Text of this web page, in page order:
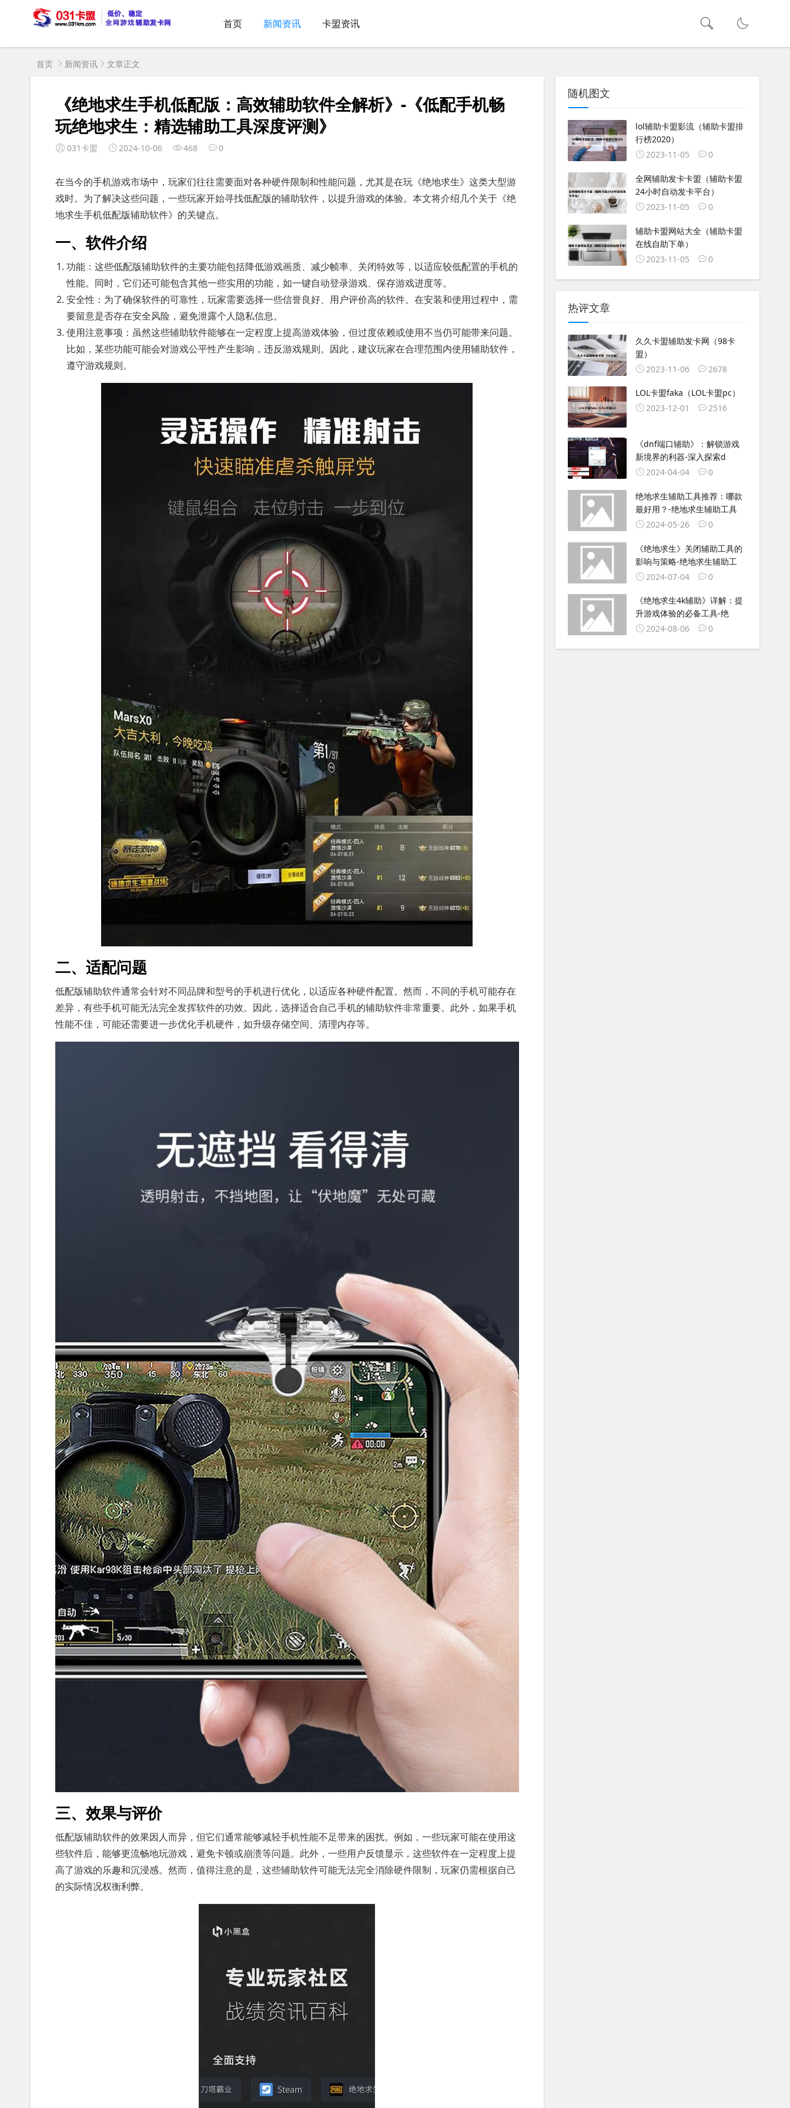
首页 新闻资讯 卡盟资讯
首页 新闻资讯 文章正文
《绝地求生手机低配版：高效辅助软件全解析》-《低配手机畅
玩绝地求生：精选辅助工具深度评测》
031卡盟 2024-10-06 468 0
在当今的手机游戏市场中，玩家们往往需要面对各种硬件限制和性能问题，尤其是在玩《绝地求生》这类大型游
戏时。为了解决这些问题，一些玩家开始寻找低配版的辅助软件，以提升游戏的体验。本文将介绍几个关于《绝
地求生手机低配版辅助软件》的关键点。
一、软件介绍
功能：这些低配版辅助软件的主要功能包括降低游戏画质、减少帧率、关闭特效等，以适应较低配置的手机的
性能。同时，它们还可能包含其他一些实用的功能，如一键自动登录游戏、保存游戏进度等。
安全性：为了确保软件的可靠性，玩家需要选择一些信誉良好、用户评价高的软件。在安装和使用过程中，需
要留意是否存在安全风险，避免泄露个人隐私信息。
使用注意事项：虽然这些辅助软件能够在一定程度上提高游戏体验，但过度依赖或使用不当仍可能带来问题。
比如，某些功能可能会对游戏公平性产生影响，违反游戏规则。因此，建议玩家在合理范围内使用辅助软件，
遵守游戏规则。
二、适配问题
低配版辅助软件通常会针对不同品牌和型号的手机进行优化，以适应各种硬件配置。然而，不同的手机可能存在
差异，有些手机可能无法完全发挥软件的功效。因此，选择适合自己手机的辅助软件非常重要。此外，如果手机
性能不佳，可能还需要进一步优化手机硬件，如升级存储空间、清理内存等。
三、效果与评价
低配版辅助软件的效果因人而异，但它们通常能够减轻手机性能不足带来的困扰。例如，一些玩家可能在使用这
些软件后，能够更流畅地玩游戏，避免卡顿或崩溃等问题。此外，一些用户反馈显示，这些软件在一定程度上提
高了游戏的乐趣和沉浸感。然而，值得注意的是，这些辅助软件可能无法完全消除硬件限制，玩家仍需根据自己
的实际情况权衡利弊。
随机图文
lol辅助卡盟影流（辅助卡盟排
行榜2020）
2023-11-05
0
全网辅助发卡卡盟（辅助卡盟
24小时自动发卡平台）
2023-11-05
0
辅助卡盟网站大全（辅助卡盟
在线自助下单）
2023-11-05
0
热评文章
久久卡盟辅助发卡网（98卡
盟）
2023-11-06
2678
LOL卡盟faka（LOL卡盟pc）
2023-12-01
2516
《dnf端口辅助》：解锁游戏
新境界的利器-深入探索d
2024-04-04
0
绝地求生辅助工具推荐：哪款
最好用？-绝地求生辅助工具
2024-05-26
0
《绝地求生》关闭辅助工具的
影响与策略-绝地求生辅助工
2024-07-04
0
《绝地求生4k辅助》详解：提
升游戏体验的必备工具-绝
2024-08-06
0